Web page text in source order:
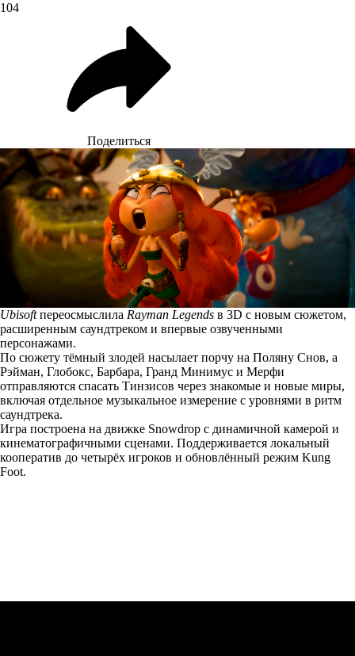
104
Поделиться
Ubisoftпереосмыслила Rayman Legends в 3D с новым сюжетом,
расширенным саундтреком и впервые озвученными
персонажами.
По сюжету тёмный злодей насылает порчу на Поляну Снов, а
Рэйман, Глобокс, Барбара, Гранд Минимус и Мерфи
отправляются спасать Тинзисов через знакомые и новые миры,
включая отдельное музыкальное измерение с уровнями в ритм
саундтрека.
Игра построена на движке Snowdrop с динамичной камерой и
кинематографичными сценами. Поддерживается локальный
кооператив до четырёх игроков и обновлённый режим Kung
Foot.